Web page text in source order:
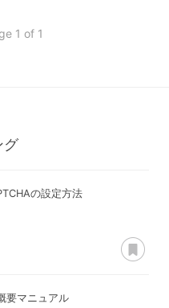
1 of 1
グ
の設定方法
要マニュアル